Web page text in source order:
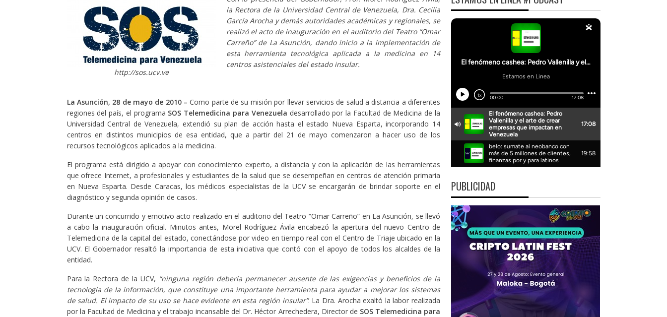
http://sos.ucv.ve
la Rectora de la Universidad Central de Venezuela, Dra. Cecilia
García Arocha y demás autoridades académicas y regionales, se
realizó el acto de inauguración en el auditorio del Teatro “Omar
Carreño” de La Asunción, dando inicio a la implementación de
esta herramienta tecnológica aplicada a la medicina en 14
centros asistenciales del estado insular.
La Asunción, 28 de mayo de 2010 – Como parte de su misión por llevar servicios de salud a distancia a diferentes
regiones del país, el programa SOS Telemedicina para Venezuela desarrollado por la Facultad de Medicina de la
Universidad Central de Venezuela, extendió su plan de acción hasta el estado Nueva Esparta, incorporando 14
centros en distintos municipios de esa entidad, que a partir del 21 de mayo comenzaron a hacer uso de los
recursos tecnológicos aplicados a la medicina.
El programa está dirigido a apoyar con conocimiento experto, a distancia y con la aplicación de las herramientas
que ofrece Internet, a profesionales y estudiantes de la salud que se desempeñan en centros de atención primaria
en Nueva Esparta. Desde Caracas, los médicos especialistas de la UCV se encargarán de brindar soporte en el
diagnóstico y segunda opinión de casos.
Durante un concurrido y emotivo acto realizado en el auditorio del Teatro “Omar Carreño” en La Asunción, se llevó
a cabo la inauguración oficial. Minutos antes, Morel Rodríguez Ávila encabezó la apertura del nuevo Centro de
Telemedicina de la capital del estado, conectándose por video en tiempo real con el Centro de Triaje ubicado en la
UCV. El Gobernador resaltó la importancia de esta iniciativa que contó con el apoyo de todos los alcaldes de la
entidad.
Para la Rectora de la UCV, “ninguna región debería permanecer ausente de las exigencias y beneficios de la
tecnología de la información, que constituye una importante herramienta para ayudar a mejorar los sistemas
de salud. El impacto de su uso se hace evidente en esta región insular”. La Dra. Arocha exaltó la labor realizada
por la Facultad de Medicina y el trabajo incansable del Dr. Héctor Arrechedera, Director de SOS Telemedicina para
PUBLICIDAD